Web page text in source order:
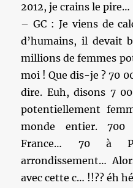
2012, je crains le pire…
– GC : Je viens de
d’humains, il devait
millions de femmes
moi ! Que dis-je ? 70
dire. Euh, disons 7
potentiellement
monde entier. 700
France… 70 à
arrondissement…
avec cette c… !!?? éh hé